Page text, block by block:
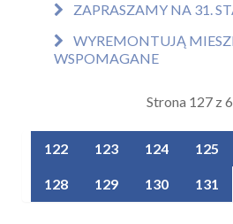
ZAPRASZAMY NA 31.
WYREMONTUJĄ
WSPOMAGANE
Strona 127 z
122 123 124 125
128 129 130 131